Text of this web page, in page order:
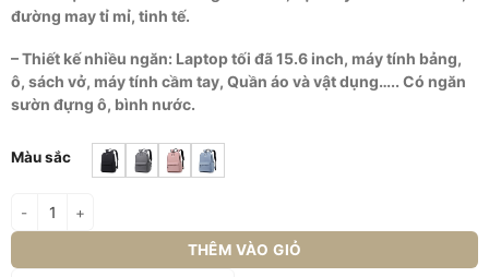
đường may tỉ mỉ, tinh tế.
– Thiết kế nhiều ngăn: Laptop tối đã 15.6 inch, máy tính bảng,
ô, sách vở, máy tính cầm tay, Quần áo và vật dụng….. Có ngăn
sườn đựng ô, bình nước.
Màu sắc
Balo hàn quốc đi học đi làm unisex GB-BL69 số lượng
THÊM VÀO GIỎ